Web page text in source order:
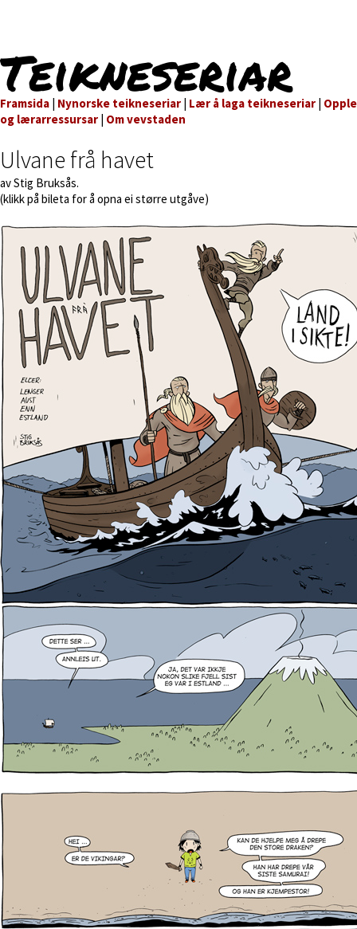
Teikneseriar
Framsida | Nynorske teikneseriar | Lær å laga teikneseriar |
og lærarressursar | Om vevstaden
Ulvane frå havet
av Stig Bruksås.
(klikk på bileta for å opna ei større utgåve)